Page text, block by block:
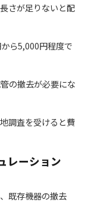
さが足りないと配
ら5,000円程度で
の撤去が必要にな
調査を受けると費
レーション
既存機器の撤去